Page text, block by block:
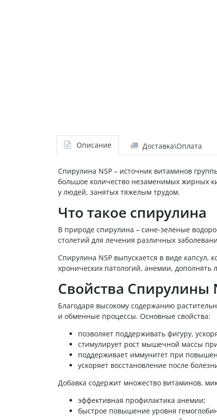
Описание Доставка\Оплата
Спирулина NSP – источник витаминов
большое количество незаменимых жирных
у людей, занятых тяжелым трудом.
Что такое спирулина
В природе спирулина – сине-зеленые
столетий для лечения различных
Спирулина NSP выпускается в виде
хронических патологий, анемии, дополнять
Свойства Спирулины
Благодаря высокому содержанию
и обменные процессы. Основные свойства:
позволяет поддерживать фигуру,
стимулирует рост мышечной массы
поддерживает иммунитет при
ускоряет восстановление после
Добавка содержит множество витаминов,
эффективная профилактика анемии;
быстрое повышение уровня